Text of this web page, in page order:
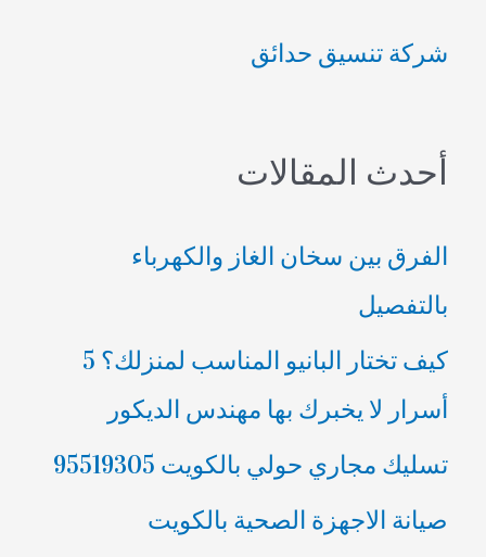
ح
ع
:
شركة تنسيق حدائق
أحدث المقالات
الفرق بين سخان الغاز والكهرباء
بالتفصيل
كيف تختار البانيو المناسب لمنزلك؟ 5
أسرار لا يخبرك بها مهندس الديكور
تسليك مجاري حولي بالكويت 95519305
صيانة الاجهزة الصحية بالكويت